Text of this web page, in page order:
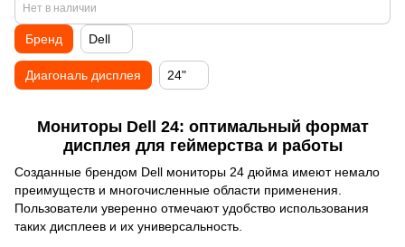
Нет в наличии
Мониторы Dell 24: оптимальный формат
дисплея для геймерства и работы
Созданные брендом Dell мониторы 24 дюйма имеют немало
преимуществ и многочисленные области применения.
Пользователи уверенно отмечают удобство использования
таких дисплеев и их универсальность.
Бренд Dell
Диагональ дисплея 24"